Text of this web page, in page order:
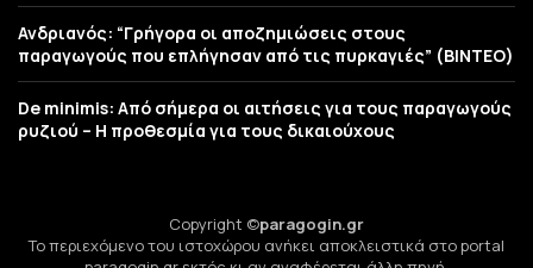
Ανδριανός: “Γρήγορα οι αποζημιώσεις στους
παραγωγούς που επλήγησαν από τις πυρκαγιές” (BINTEO)
De minimis: Από σήμερα οι αιτήσεις για τους παραγωγούς
ρυζιού – Η προθεσμία για τους δικαιούχους
Copyright ©paragogin.gr
Το περιεχόμενο του ιστοχώρου ανήκει αποκλειστικά στο portal